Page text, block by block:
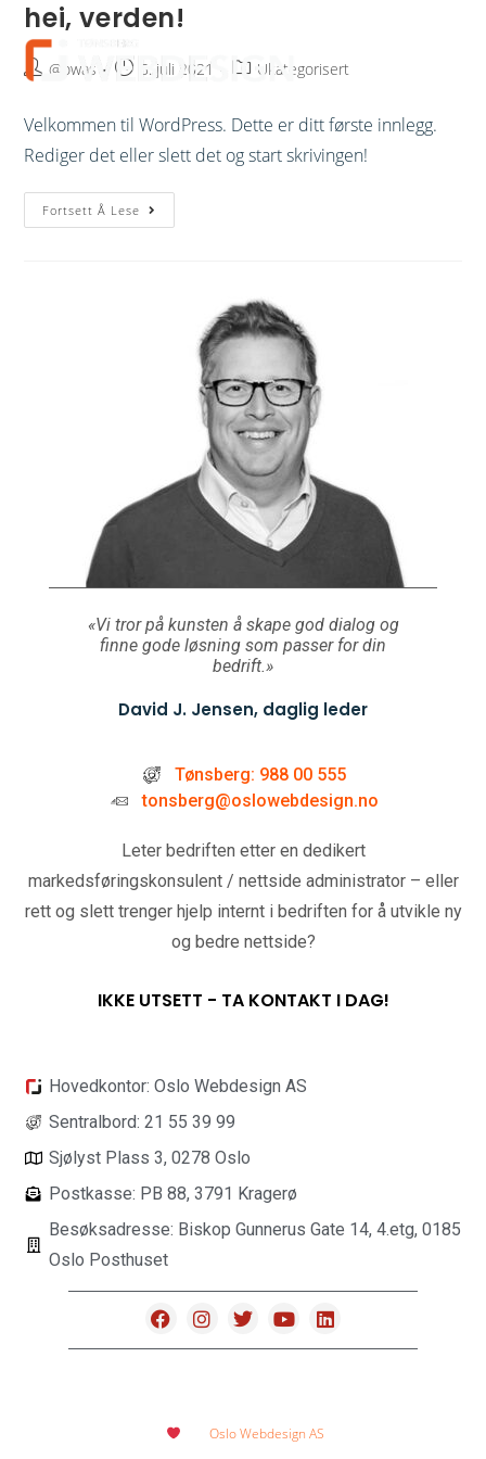
hei, verden!
@owas 5. juli 2021 Ukategorisert
Velkommen til WordPress. Dette er ditt første innlegg.
Rediger det eller slett det og start skrivingen!
Fortsett Å Lese
«Vi tror på kunsten å skape god dialog og
finne gode løsning som passer for din
bedrift.»
David J. Jensen, daglig leder
Tønsberg: 988 00 555
tonsberg@oslowebdesign.no
Leter bedriften etter en dedikert
markedsføringskonsulent / nettside administrator – eller
rett og slett trenger hjelp internt i bedriften for å utvikle ny
og bedre nettside?
IKKE UTSETT - TA KONTAKT I DAG!
Hovedkontor: Oslo Webdesign AS
Sentralbord: 21 55 39 99
Sjølyst Plass 3, 0278 Oslo
Postkasse: PB 88, 3791 Kragerø
Besøksadresse: Biskop Gunnerus Gate 14, 4.etg, 0185
Oslo Posthuset
Oslo Webdesign AS